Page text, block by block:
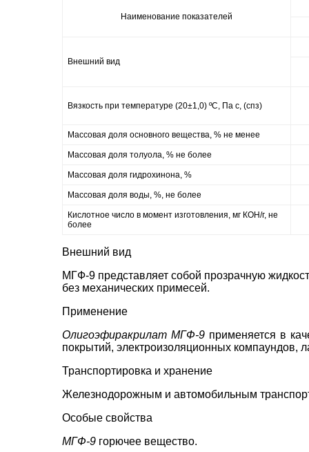
Наименование показателей
Внешний вид
Вязкость при температуре (20±1,0) ºС, Па с, (спз)
Массовая доля основного вещества, % не менее
Массовая доля толуола, % не более
Массовая доля гидрохинона, %
Массовая доля воды, %, не более
Кислотное число в момент изготовления, мг КОН/г, не
более
Внешний вид
МГФ-9 представляет собой прозрачную
без механических примесей.
Применение
Олигоэфиракрилат МГФ-9применяется в
покрытий, электроизоляционных компаундов,
Транспортировка и хранение
Железнодорожным и автомобильным
Особые свойства
МГФ-9 горючее вещество.